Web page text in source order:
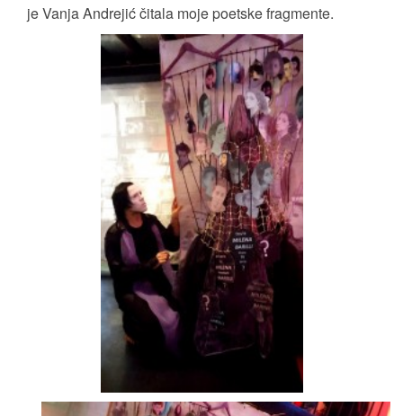
jeVanja Andrejićčitala moje poetske fragmente.